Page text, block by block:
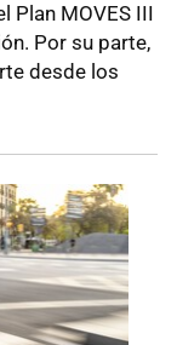
Plan MOVES III
Por su parte,
desde los